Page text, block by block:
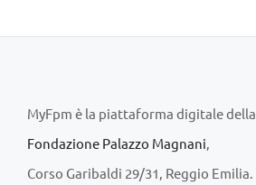
MyFpm è la piattaforma digitale della
Fondazione Palazzo Magnani,
Corso Garibaldi 29/31, Reggio Emilia.